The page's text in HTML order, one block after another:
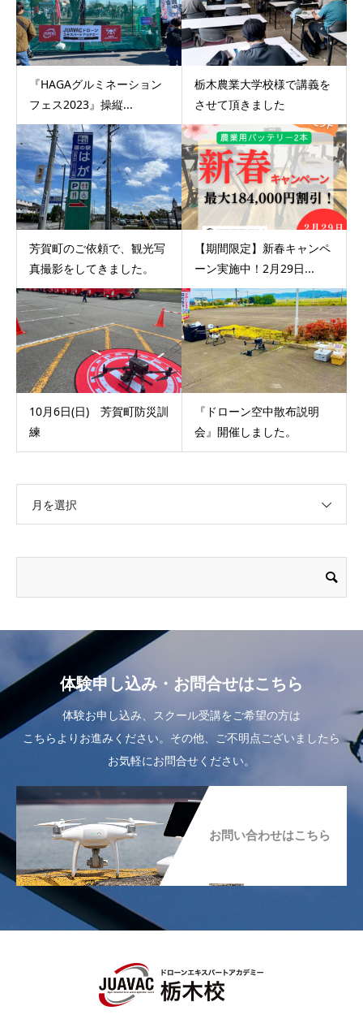
『HAGAグルミネーション
フェス2023』操縦...
栃木農業大学校様で講義を
させて頂きました
芳賀町のご依頼で、観光写
真撮影をしてきました。
【期間限定】新春キャンペ
ーン実施中！2月29日...
10月6日(日) 芳賀町防災訓
練
『ドローン空中散布説明
会』開催しました。
月を選択
体験申し込み・お問合せはこちら
体験お申し込み、スクール受講をご希望の方は
こちらよりお進みください。その他、ご不明点ございましたら
お気軽にお問合せください。
お問い合わせはこちら